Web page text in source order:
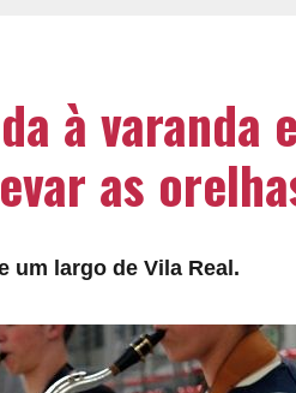
à varanda
as
um largo de Vila Real.